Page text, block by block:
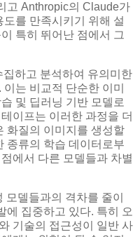
고 Anthropic의 Claude가
를 만족시키기 위해 설
특히 뛰어난 점에서 그
하고 분석하여 유의미한
는 비교적 단순한 이미
및 딥러닝 기반 모델로
이프는 이러한 과정을 더
화질의 이미지를 생성할
종류의 학습 데이터로부
에서 다른 모델들과 차별
델들과의 격차를 줄이
에 집중하고 있다. 특히 오
기술의 접근성이 일반 사